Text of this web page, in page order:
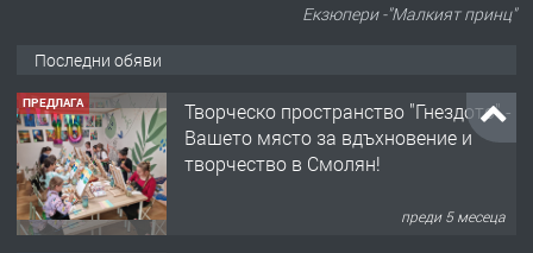
Екзюпери -"Малкият принц"
Последни обяви
ПРЕДЛАГА
Творческо пространство "Гнездото" -
Вашето място за вдъхновение и
творчество в Смолян!
преди 5 месеца